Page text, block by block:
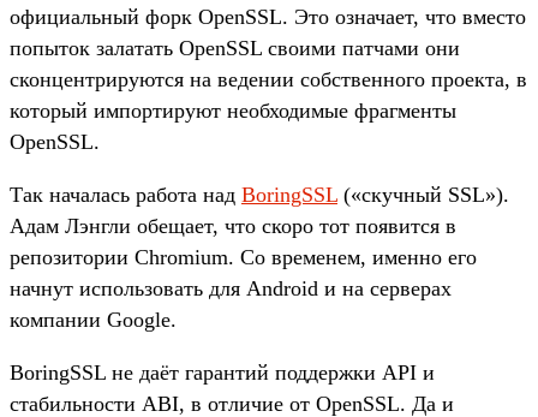
официальный форк OpenSSL. Это означает, что вместо
попыток залатать OpenSSL своими патчами они
сконцентрируются на ведении собственного проекта, в
который импортируют необходимые фрагменты
OpenSSL.
Так началась работа над BoringSSL («скучный SSL»).
Адам Лэнгли обещает, что скоро тот появится в
репозитории Chromium. Со временем, именно его
начнут использовать для Android и на серверах
компании Google.
BoringSSL не даёт гарантий поддержки API и
стабильности ABI, в отличие от OpenSSL. Да и